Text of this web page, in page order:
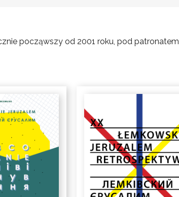
począwszy od 2001 roku, pod patronatem